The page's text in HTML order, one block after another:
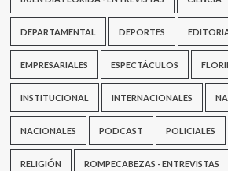
20
llegue
DEPARTAMENTAL DEPORTES
EMPRESARIALES ESPECTÁCULOS
INSTITUCIONAL INTERNACIONALES
NACIONALES PODCAST POLICIALES
RELIGIÓN ROMPECABEZAS - ENTREVISTAS